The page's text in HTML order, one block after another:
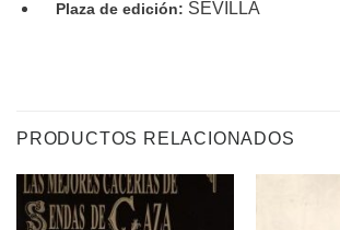
Plaza de edición: SEVILLA
PRODUCTOS RELACIONADOS